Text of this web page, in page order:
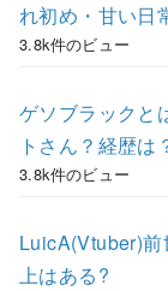
れ初め・甘い日
3.8k件のビュー
ゲソブラックと
トさん？経歴は
3.8k件のビュー
LuicA(Vtuber)
上はある?